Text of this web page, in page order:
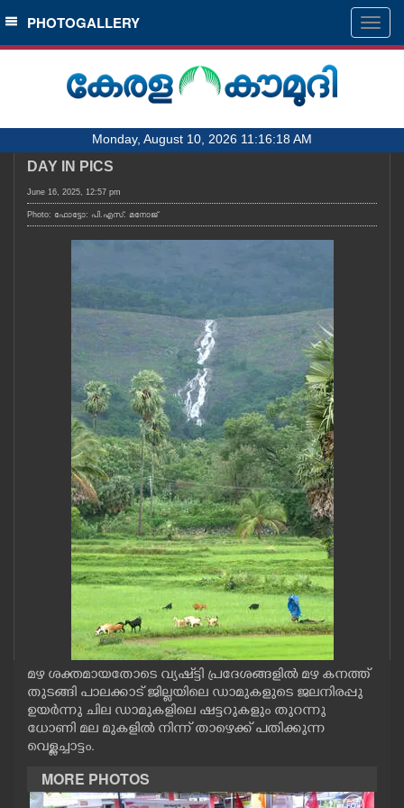
SECTIONS
HOME
NOTIFIED NEWS
KERALA
NEWS 360
CASE DIARY
LIFESTYLE
SPIRITUAL
INFO+
ART
PHOTOGALLERY
Monday, August 10, 2026 11:16:18 AM
DAY IN PICS
June 16, 2025, 12:57 pm
Photo: ഫോട്ടോ: പി.എസ്. മനോജ്
മഴ ശക്തമായതോടെ വ്യഷ്ട്ടി പ്രദേശങ്ങളിൽ മഴ കനത്ത്
തുടങ്ങി പാലക്കാട് ജില്ലയിലെ ഡാമുകളുടെ ജലനിരപ്പു
ഉയർന്നു ചില ഡാമുകളിലെ ഷട്ടറുകളും തുറന്നു
ധോണി മല മുകളിൽ നിന്ന് താഴെക്ക് പതിക്കുന്ന
വെള്ളച്ചാട്ടം.
MORE PHOTOS